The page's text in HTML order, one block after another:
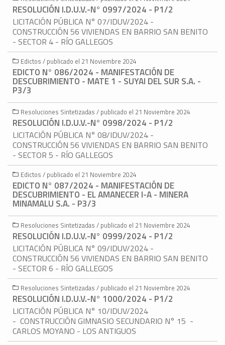
RESOLUCIÓN I.D.U.V.-N° 0997/2024 - P1/2
LICITACIÓN PÚBLICA N° 07/IDUV/2024 -
CONSTRUCCIÓN 56 VIVIENDAS EN BARRIO SAN BENITO
- SECTOR 4 - RÍO GALLEGOS
Edictos / publicado el 21 Noviembre 2024
EDICTO N° 086/2024 - MANIFESTACIÓN DE
DESCUBRIMIENTO - MATE 1 - SUYAI DEL SUR S.A. -
P3/3
Resoluciones Sintetizadas / publicado el 21 Noviembre 2024
RESOLUCIÓN I.D.U.V.-N° 0998/2024 - P1/2
LICITACIÓN PÚBLICA N° 08/IDUV/2024 -
CONSTRUCCIÓN 56 VIVIENDAS EN BARRIO SAN BENITO
- SECTOR 5 - RÍO GALLEGOS
Edictos / publicado el 21 Noviembre 2024
EDICTO N° 087/2024 - MANIFESTACIÓN DE
DESCUBRIMIENTO - EL AMANECER I-A - MINERA
MINAMALU S.A. - P3/3
Resoluciones Sintetizadas / publicado el 21 Noviembre 2024
RESOLUCIÓN I.D.U.V.-N° 0999/2024 - P1/2
LICITACIÓN PÚBLICA N° 09/IDUV/2024 -
CONSTRUCCIÓN 56 VIVIENDAS EN BARRIO SAN BENITO
- SECTOR 6 - RÍO GALLEGOS
Resoluciones Sintetizadas / publicado el 21 Noviembre 2024
RESOLUCIÓN I.D.U.V.-N° 1000/2024 - P1/2
LICITACIÓN PÚBLICA N° 10/IDUV/2024
- CONSTRUCCIÓN GIMNASIO SECUNDARIO N° 15 -
CARLOS MOYANO - LOS ANTIGUOS